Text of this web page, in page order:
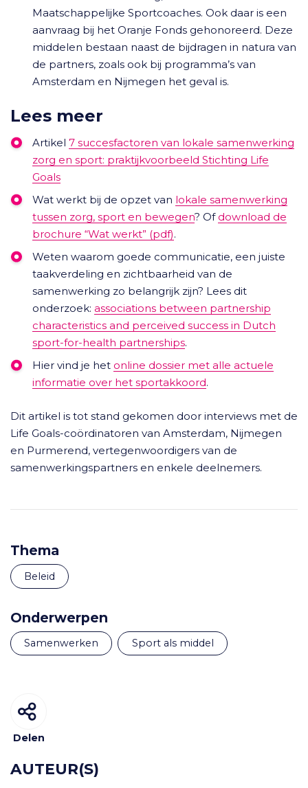
Maatschappelijke Sportcoaches. Ook daar is een
aanvraag bij het Oranje Fonds gehonoreerd. Deze
middelen bestaan naast de bijdragen in natura van
de partners, zoals ook bij programma’s van
Amsterdam en Nijmegen het geval is.
Lees meer
Artikel 7 succesfactoren van lokale samenwerking
zorg en sport: praktijkvoorbeeld Stichting Life
Goals
Wat werkt bij de opzet van lokale samenwerking
tussen zorg, sport en bewegen? Of download de
brochure “Wat werkt” (pdf).
Weten waarom goede communicatie, een juiste
taakverdeling en zichtbaarheid van de
samenwerking zo belangrijk zijn? Lees dit
onderzoek: associations between partnership
characteristics and perceived success in Dutch
sport-for-health partnerships.
Hier vind je het online dossier met alle actuele
informatie over het sportakkoord.
Dit artikel is tot stand gekomen door interviews met de
Life Goals-coördinatoren van Amsterdam, Nijmegen
en Purmerend, vertegenwoordigers van de
samenwerkingspartners en enkele deelnemers.
Thema
Beleid
Onderwerpen
samenwerken sport als middel
Delen
AUTEUR(S)